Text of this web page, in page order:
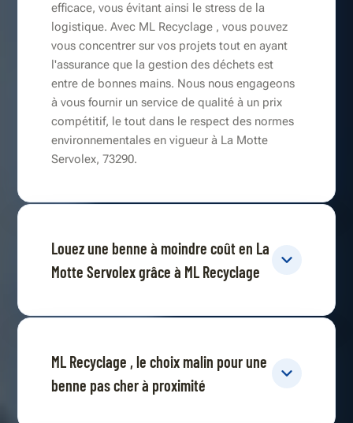
efficace, vous évitant ainsi le stress de la
logistique. Avec ML Recyclage , vous pouvez
vous concentrer sur vos projets tout en ayant
l'assurance que la gestion des déchets est
entre de bonnes mains. Nous nous engageons
à vous fournir un service de qualité à un prix
compétitif, le tout dans le respect des normes
environnementales en vigueur à La Motte
Servolex, 73290.
Louez une benne à moindre coût en La
Motte Servolex grâce à ML Recyclage
ML Recyclage , le choix malin pour une
benne pas cher à proximité